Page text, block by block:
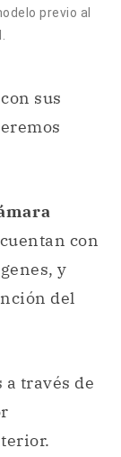
previo al
sus
con
y
del
través de